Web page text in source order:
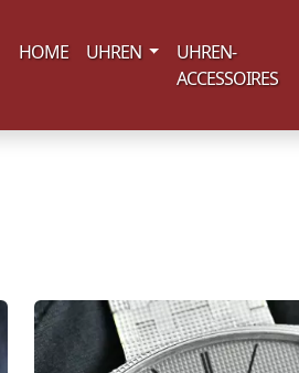
HOME UHREN (current)UHREN-
ACCESSOIRES